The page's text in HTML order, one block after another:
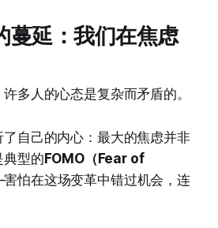
蔓延：我们在焦虑
多人的心态是复杂而矛盾的。
自己的内心：最大的焦虑并非
典型的 FOMO（Fear of
怕在这场变革中错过机会，连